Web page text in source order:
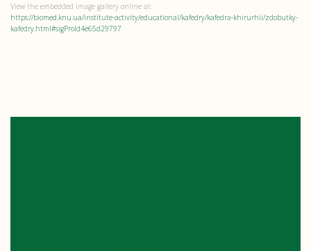
View the embedded image gallery online at:
https://biomed.knu.ua/institute-activity/educational/kafedry/kafedra-khirurhii/zdobutky-
kafedry.html#sigProId4e65d29797